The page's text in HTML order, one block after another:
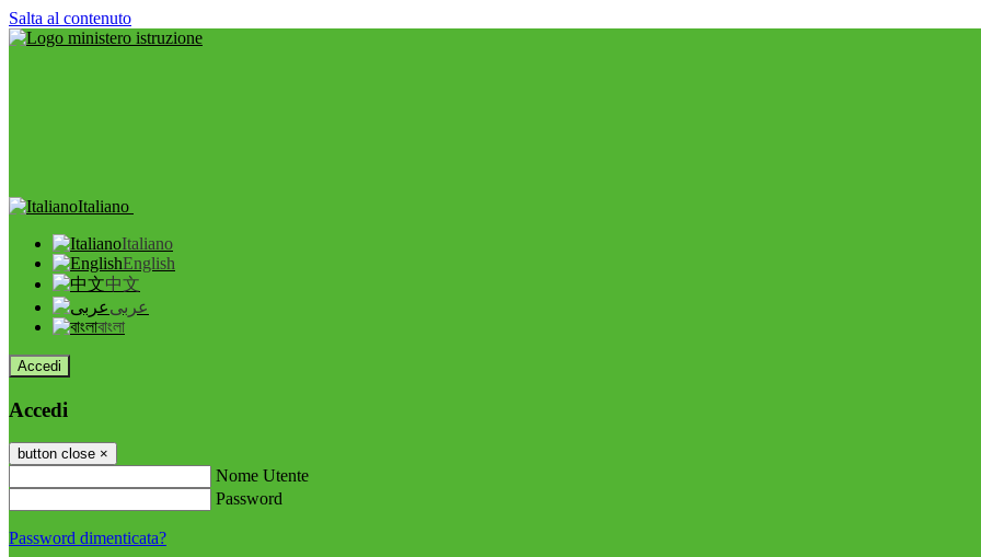
Salta al contenuto
Italiano
Italiano
English
中文
عربى
বাংলা
Accedi
Accedi
button close ×
Nome Utente
Password
Password dimenticata?